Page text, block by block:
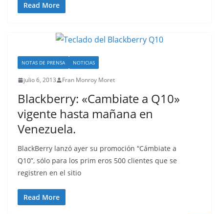
Read More
NOTAS DE PRENSA NOTICIAS
julio 6, 2013 Fran Monroy Moret
Blackberry: «Cambiate a Q10»
vigente hasta mañana en
Venezuela.
BlackBerry lanzó ayer su promoción “Cámbiate a
Q10”, sólo para los prim eros 500 clientes que se
registren en el sitio
Read More